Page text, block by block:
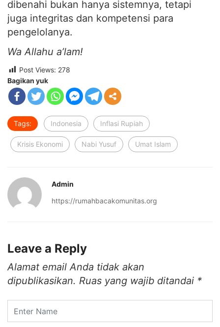
dibenahi bukan hanya sistemnya, tetapi
juga integritas dan kompetensi para
pengelolanya.
Wa Allahu a’lam!
Post Views: 278
Bagikan yuk
Tags: Indonesia Inflasi Rupiah
Krisis Ekonomi Nabi Yusuf Umat Islam
Admin
https://rumahbacakomunitas.org
Leave a Reply
Alamat email Anda tidak akan
dipublikasikan. Ruas yang wajib ditandai *